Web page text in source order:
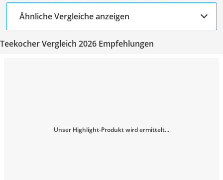
Ähnliche Vergleiche anzeigen
Teekocher Vergleich 2026 Empfehlungen
Unser Highlight-Produkt wird ermittelt...